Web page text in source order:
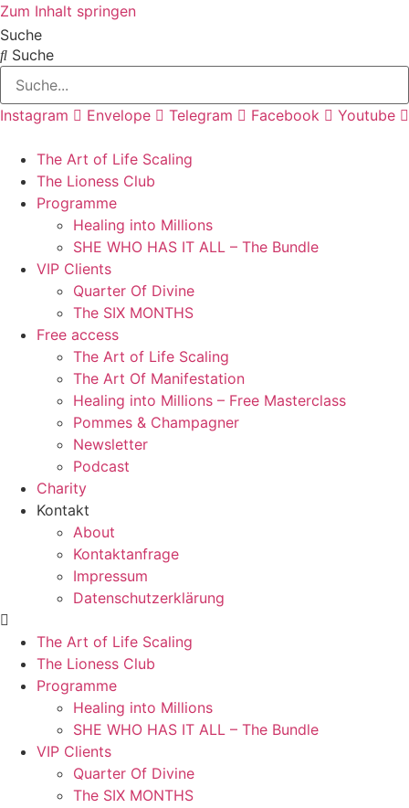
Zum Inhalt springen
Suche
Suche
Instagram Envelope Telegram Facebook Youtube
The Art of Life Scaling
The Lioness Club
Programme
Healing into Millions
SHE WHO HAS IT ALL – The Bundle
VIP Clients
Quarter Of Divine
The SIX MONTHS
Free access
The Art of Life Scaling
The Art Of Manifestation
Healing into Millions – Free Masterclass
Pommes & Champagner
Newsletter
Podcast
Charity
Kontakt
About
Kontaktanfrage
Impressum
Datenschutzerklärung
The Art of Life Scaling
The Lioness Club
Programme
Healing into Millions
SHE WHO HAS IT ALL – The Bundle
VIP Clients
Quarter Of Divine
The SIX MONTHS